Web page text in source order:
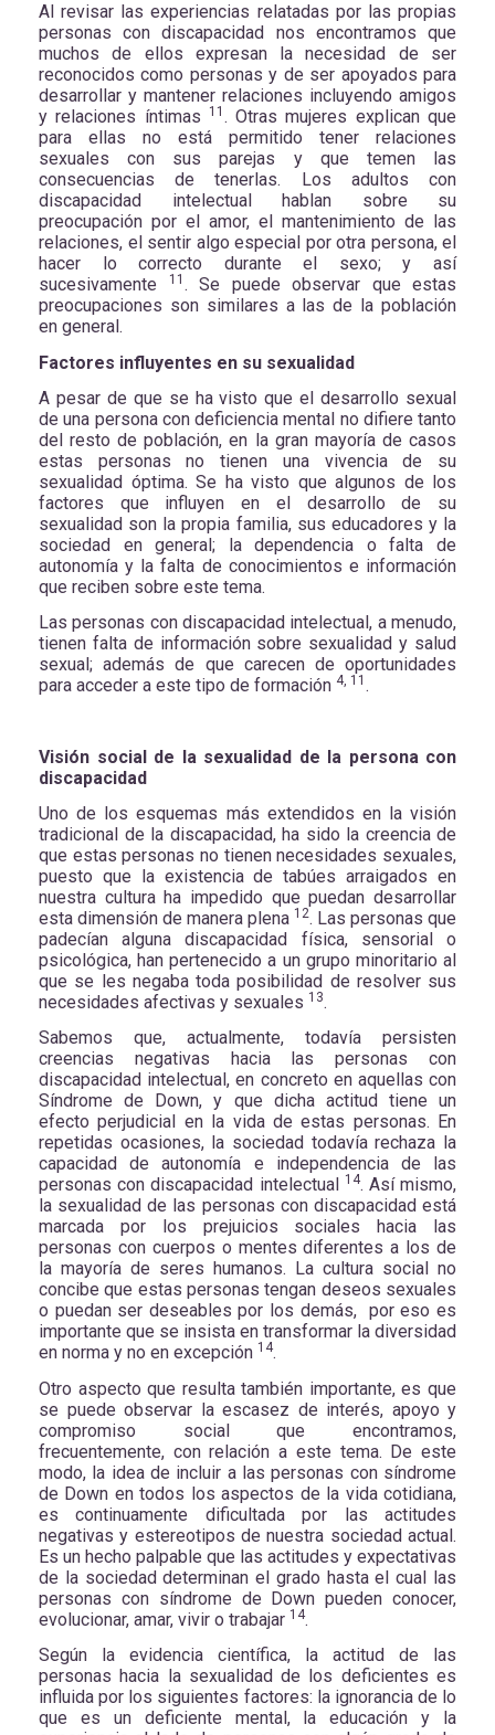
Al revisar las experiencias relatadas por las propias
personas con discapacidad nos encontramos que
muchos de ellos expresan la necesidad de ser
reconocidos como personas y de ser apoyados para
desarrollar y mantener relaciones incluyendo amigos
y relaciones íntimas
11 . Otras mujeres explican que
para ellas no está permitido tener relaciones
sexuales con sus parejas y que temen las
consecuencias de tenerlas. Los adultos con
discapacidad intelectual hablan sobre su
preocupación por el amor, el mantenimiento de las
relaciones, el sentir algo especial por otra persona, el
hacer lo correcto durante el sexo; y así
sucesivamente
11 . Se puede observar que estas
preocupaciones son similares a las de la población
en general.
Factores influyentes en su sexualidad
A pesar de que se ha visto que el desarrollo sexual
de una persona con deficiencia mental no difiere tanto
del resto de población, en la gran mayoría de casos
estas personas no tienen una vivencia de su
sexualidad óptima. Se ha visto que algunos de los
factores que influyen en el desarrollo de su
sexualidad son la propia familia, sus educadores y la
sociedad en general; la dependencia o falta de
autonomía y la falta de conocimientos e información
que reciben sobre este tema.
Las personas con discapacidad intelectual, a menudo,
tienen falta de información sobre sexualidad y salud
sexual; además de que carecen de oportunidades
para acceder a este tipo de formación 4, 11 .
Visión social de la sexualidad de la persona con
discapacidad
Uno de los esquemas más extendidos en la visión
tradicional de la discapacidad, ha sido la creencia de
que estas personas no tienen necesidades sexuales,
puesto que la existencia de tabúes arraigados en
nuestra cultura ha impedido que puedan desarrollar
esta dimensión de manera plena 12. Las personas que
padecían alguna discapacidad física, sensorial o
psicológica, han pertenecido a un grupo minoritario al
que se les negaba toda posibilidad de resolver sus
necesidades afectivas y sexuales 13.
Sabemos que, actualmente, todavía persisten
creencias negativas hacia las personas con
discapacidad intelectual, en concreto en aquellas con
Síndrome de Down, y que dicha actitud tiene un
efecto perjudicial en la vida de estas personas. En
repetidas ocasiones, la sociedad todavía rechaza la
capacidad de autonomía e independencia de las
personas con discapacidad intelectual
14. Así mismo,
la sexualidad de las personas con discapacidad está
marcada por los prejuicios sociales hacia las
personas con cuerpos o mentes diferentes a los de
la mayoría de seres humanos. La cultura social no
concibe que estas personas tengan deseos sexuales
o puedan ser deseables por los demás, por eso es
importante que se insista en transformar la diversidad
en norma y no en excepción 14.
Otro aspecto que resulta también importante, es que
se puede observar la escasez de interés, apoyo y
compromiso social que encontramos,
frecuentemente, con relación a este tema. De este
modo, la idea de incluir a las personas con síndrome
de Down en todos los aspectos de la vida cotidiana,
es continuamente dificultada por las actitudes
negativas y estereotipos de nuestra sociedad actual.
Es un hecho palpable que las actitudes y expectativas
de la sociedad determinan el grado hasta el cual las
personas con síndrome de Down pueden conocer,
evolucionar, amar, vivir o trabajar 14.
Según la evidencia científica, la actitud de las
personas hacia la sexualidad de los deficientes es
influida por los siguientes factores: la ignorancia de lo
que es un deficiente mental, la educación y la